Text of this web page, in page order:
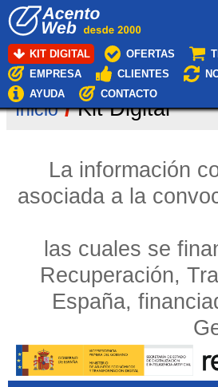
KIT DIGITAL OFERTAS
EMPRESA
CLIENTES
AYUDA
CONTACTO
Inicio /Kit Digital
La información
asociada a la
las cuales se
Recuperación,
España,